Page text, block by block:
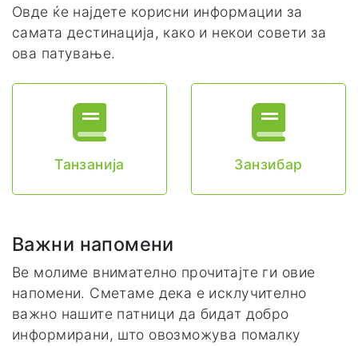
Овде ќе најдете корисни информации за
самата дестинација, како и некои совети за
ова патување.
Танзанија Занзибар
Важни напомени
Ве молиме внимателно прочитајте ги овие
напомени. Сметаме дека е исклучително
важно нашите патници да бидат добро
информирани, што овозможува помалку